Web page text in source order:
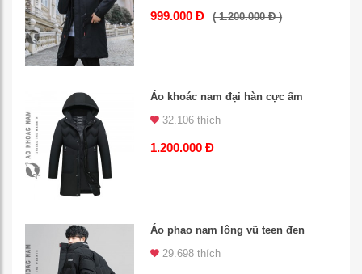
999.000 Đ ( 1.200.000 Đ )
Áo khoác nam đại hàn cực ấm
32.106 thích
1.200.000 Đ
Áo phao nam lông vũ teen đen
29.698 thích